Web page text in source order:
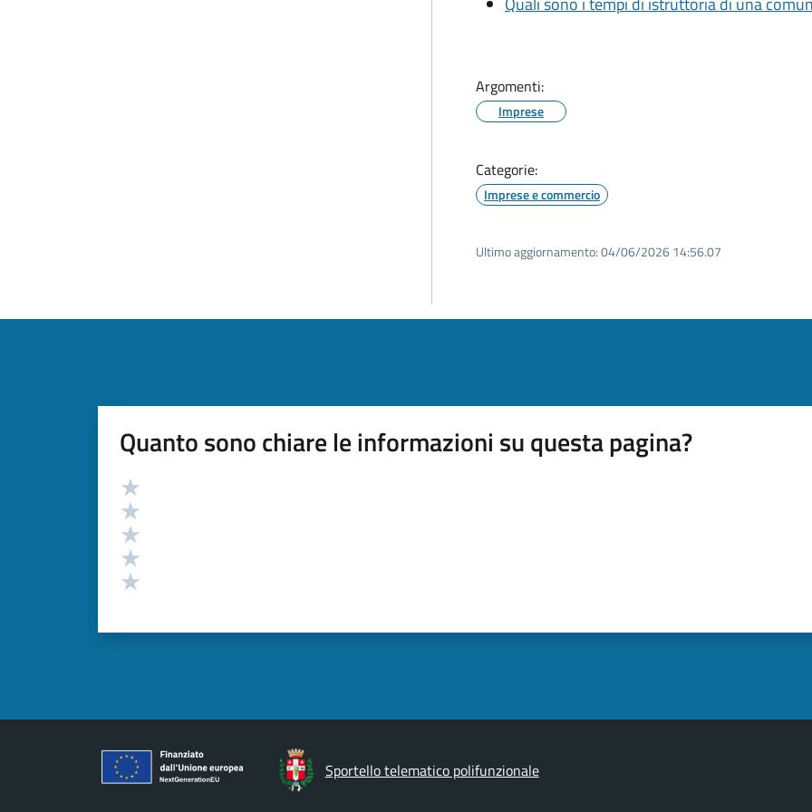
Argomenti:
Imprese
Categorie:
Imprese e commercio
Ultimo aggiornamento:04/06/2026 14:56.07
Quanto sono chiare le informazioni su questa pagina?
Valutazione
Sportello telematico polifunzionale